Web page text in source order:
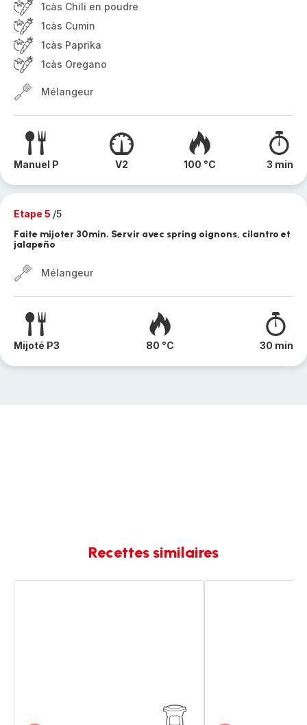
1càs Chili en poudre
1càs Cumin
1càs Paprika
1càs Oregano
Mélangeur
Manuel P V2 100 °C 3 min
Etape 5 /5
Faite mijoter 30min. Servir avec spring oignons, cilantro et
jalapeño
Mélangeur
Mijoté P3 80 °C 30 min
Recettes similaires